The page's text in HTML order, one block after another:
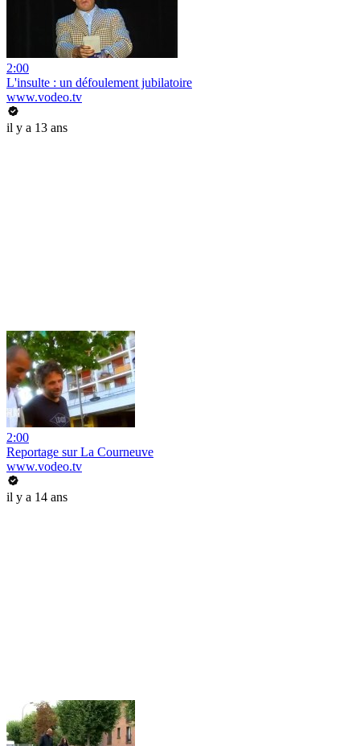
2:00
L'insulte : un défoulement jubilatoire
www.vodeo.tv
il y a 13 ans
2:00
Reportage sur La Courneuve
www.vodeo.tv
il y a 14 ans